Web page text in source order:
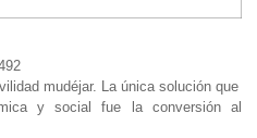
mudéjar. La única solución que
y social fue la conversión al